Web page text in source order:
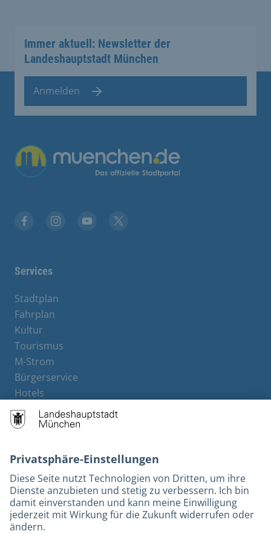
Immer aktuell: Newsletter der
Landeshauptstadt München
Anmelden
Übergreifende Links
Services
Stadtplan
Fahrplan
Kultur
Tourismus
M-Strom
Bürgerservice
Hotels
Barrierefreiheit
Leichte Sprache
Gebärdensprache
Datenschutz
Kontakt